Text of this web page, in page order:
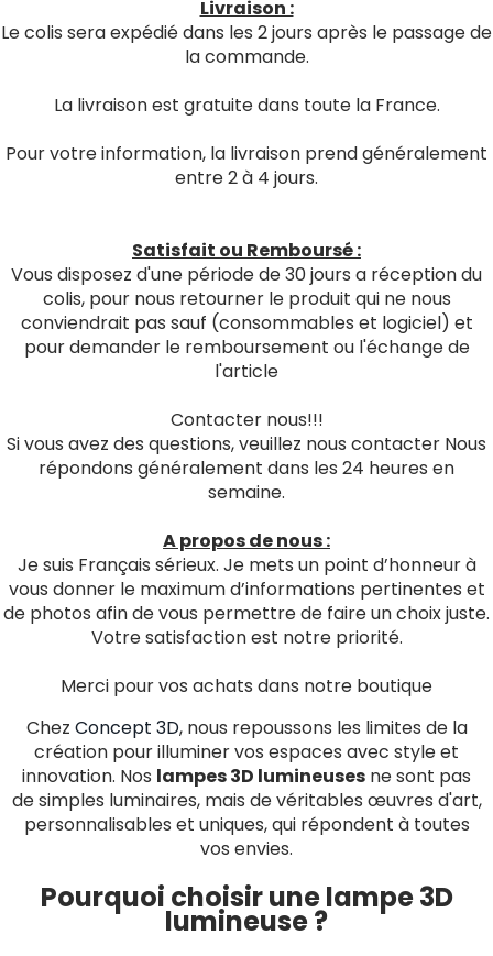
Livraison :
Le colis sera expédié dans les 2 jours après le passage de
la commande.
La livraison est gratuite dans toute la France.
Pour votre information, la livraison prend généralement
entre 2 à 4 jours.
Satisfait ou Remboursé :
Vous disposez d'une période de 30 jours a réception du
colis, pour nous retourner le produit qui ne nous
conviendrait pas sauf (consommables et logiciel) et
pour demander le remboursement ou l'échange de
l'article
Contacter nous!!!
Si vous avez des questions, veuillez nous contacter Nous
répondons généralement dans les 24 heures en
semaine.
A propos de nous :
Je suis Français sérieux. Je mets un point d’honneur à
vous donner le maximum d’informations pertinentes et
de photos afin de vous permettre de faire un choix juste.
Votre satisfaction est notre priorité.
Merci pour vos achats dans notre boutique
Chez Concept 3D, nous repoussons les limites de la
création pour illuminer vos espaces avec style et
innovation. Nos lampes 3D lumineuses ne sont pas
de simples luminaires, mais de véritables œuvres d'art,
personnalisables et uniques, qui répondent à toutes
vos envies.
Pourquoi choisir une lampe 3D
lumineuse ?